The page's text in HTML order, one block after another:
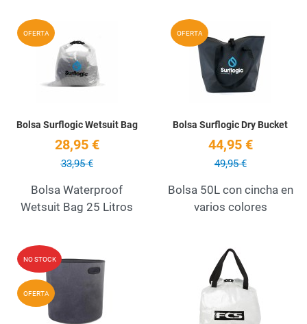
OFERTA Add to Wishlist
Quick View
Bolsa Surflogic Wetsuit Bag
28,95 €
33,95 €
Bolsa Waterproof
Wetsuit Bag 25 Litros
OFERTA
Bolsa Surflogic Dry Bucket
44,95 €
49,95 €
Bolsa 50L con cincha en
varios colores
NO STOCK
OFERTA
Add to Wishlist